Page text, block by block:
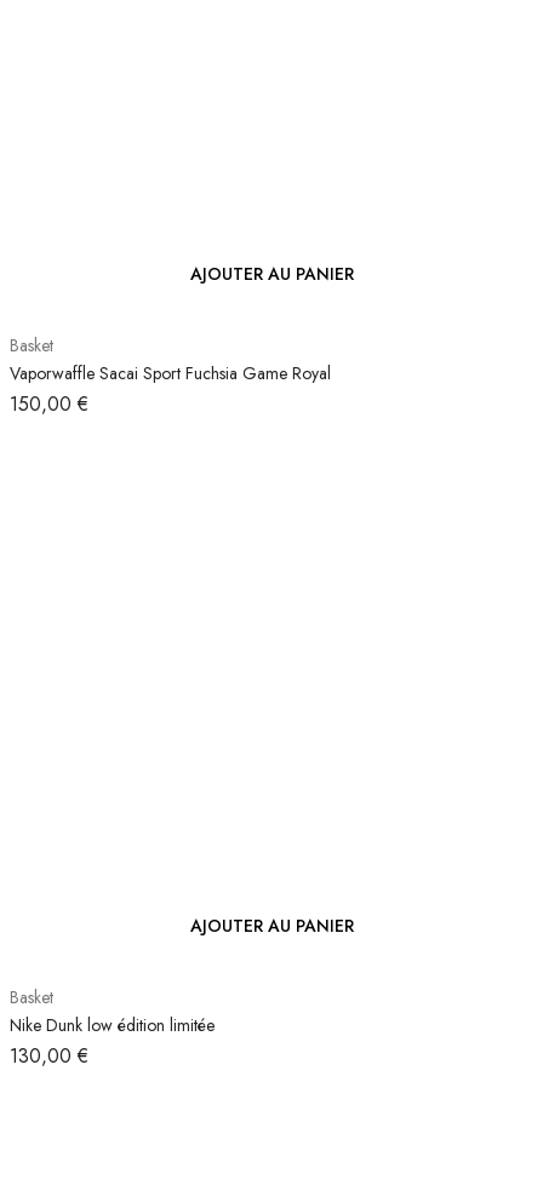
AJOUTER AU PANIER
Basket
Vaporwaffle Sacai Sport Fuchsia Game Royal
150,00€
AJOUTER AU PANIER
Basket
Nike Dunk low édition limitée
130,00€